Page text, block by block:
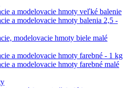
a modelovacie hmoty veľké balenie
a modelovacie hmoty balenia 2,5 -
modelovacie hmoty biele malé
a modelovacie hmoty farebné - 1 kg
a modelovacie hmoty farebné malé